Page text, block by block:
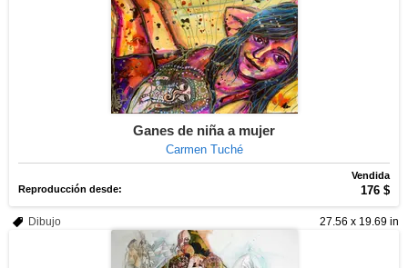
Ganes de niña a mujer
Carmen Tuché
Vendida
Reproducción desde:
176 $
27.56 x 19.69 in
Dibujo